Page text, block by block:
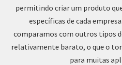
permitindo criar um produto
específicas de cada
comparamos com outros tipos
relativamente barato, o que o
para muitas